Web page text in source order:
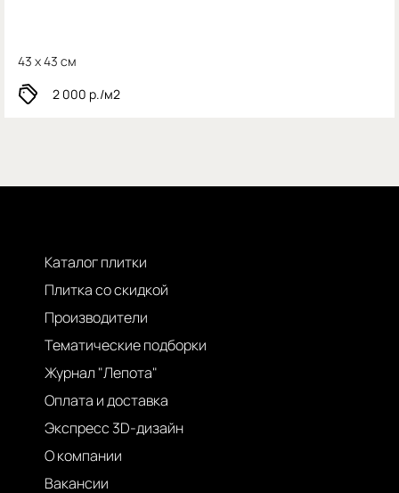
43 x 43 см
2 000 р./м2
Каталог плитки
Плитка со скидкой
Производители
Тематические подборки
Журнал "Лепота"
Оплата и доставка
Экспресс 3D-дизайн
О компании
Вакансии